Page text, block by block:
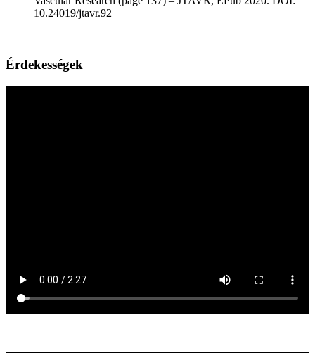
10.24019/jtavr.92
Érdekességek